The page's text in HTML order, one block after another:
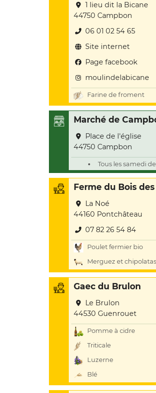
1 lieu dit la Bicane
44750 Campbon
06 01 02 54 65
Site internet
Page facebook
moulindelabicane
Farine de froment
Marché de
Place de l'église
44750 Campbon
Tous les samedi
Ferme du Bois des
La Noé
44160 Pontchâteau
07 82 26 54 84
Poulet fermier bio
Merguez et chipolatas
Gaec du Brulon
Le Brulon
44530 Guenrouet
Pomme à cidre
Triticale
Luzerne
Blé